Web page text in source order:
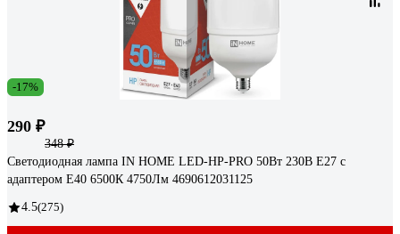
-17%
290 ₽
348 ₽
Светодиодная лампа IN HOME LED-HP-PRO 50Вт 230В Е27 с
адаптером E40 6500К 4750Лм 4690612031125
4.5(275)